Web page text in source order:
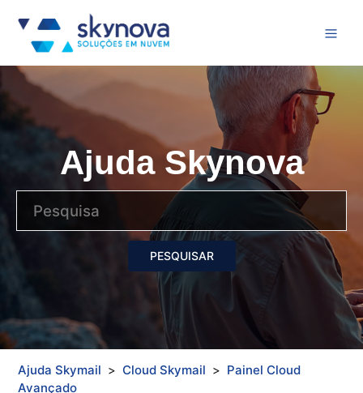
Ajuda Skynova
Ajuda Skymail Cloud Skymail
Painel Cloud
Avançado